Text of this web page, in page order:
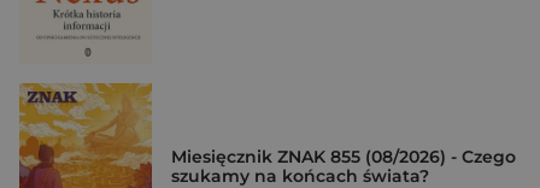
Miesięcznik ZNAK 855 (08/2026) - Czego
szukamy na końcach świata?